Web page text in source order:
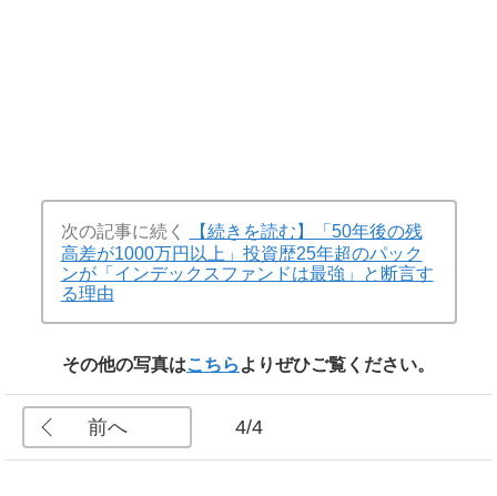
次の記事に続く
【続きを読む】「50年後の残
高差が1000万円以上」投資歴25年超のパック
ンが「インデックスファンドは最強」と断言す
る理由
その他の写真はこちら よりぜひご覧ください。
前へ 4/4